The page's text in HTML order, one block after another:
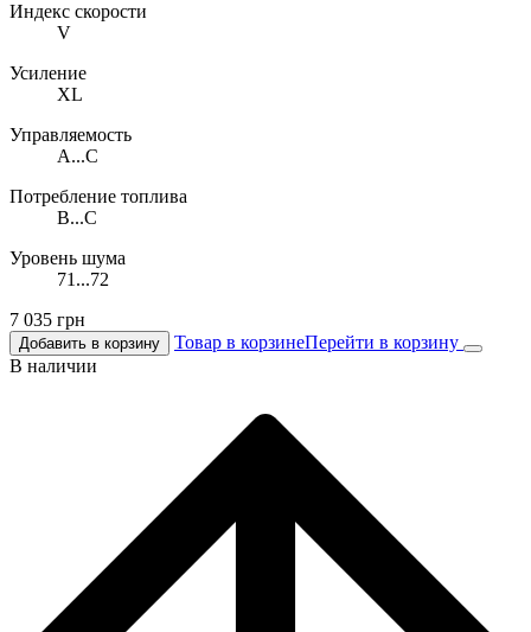
Индекс скорости
V
Усиление
XL
Управляемость
A...C
Потребление топлива
B...C
Уровень шума
71...72
7 035 грн
Добавить в корзину Товар в корзинеПерейти в корзину
В наличии